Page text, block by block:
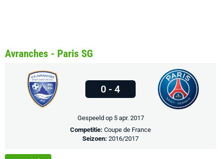
Avranches - Paris SG
0 - 4
Gespeeld op 5 apr. 2017
Competitie: Coupe de France
Seizoen: 2016/2017